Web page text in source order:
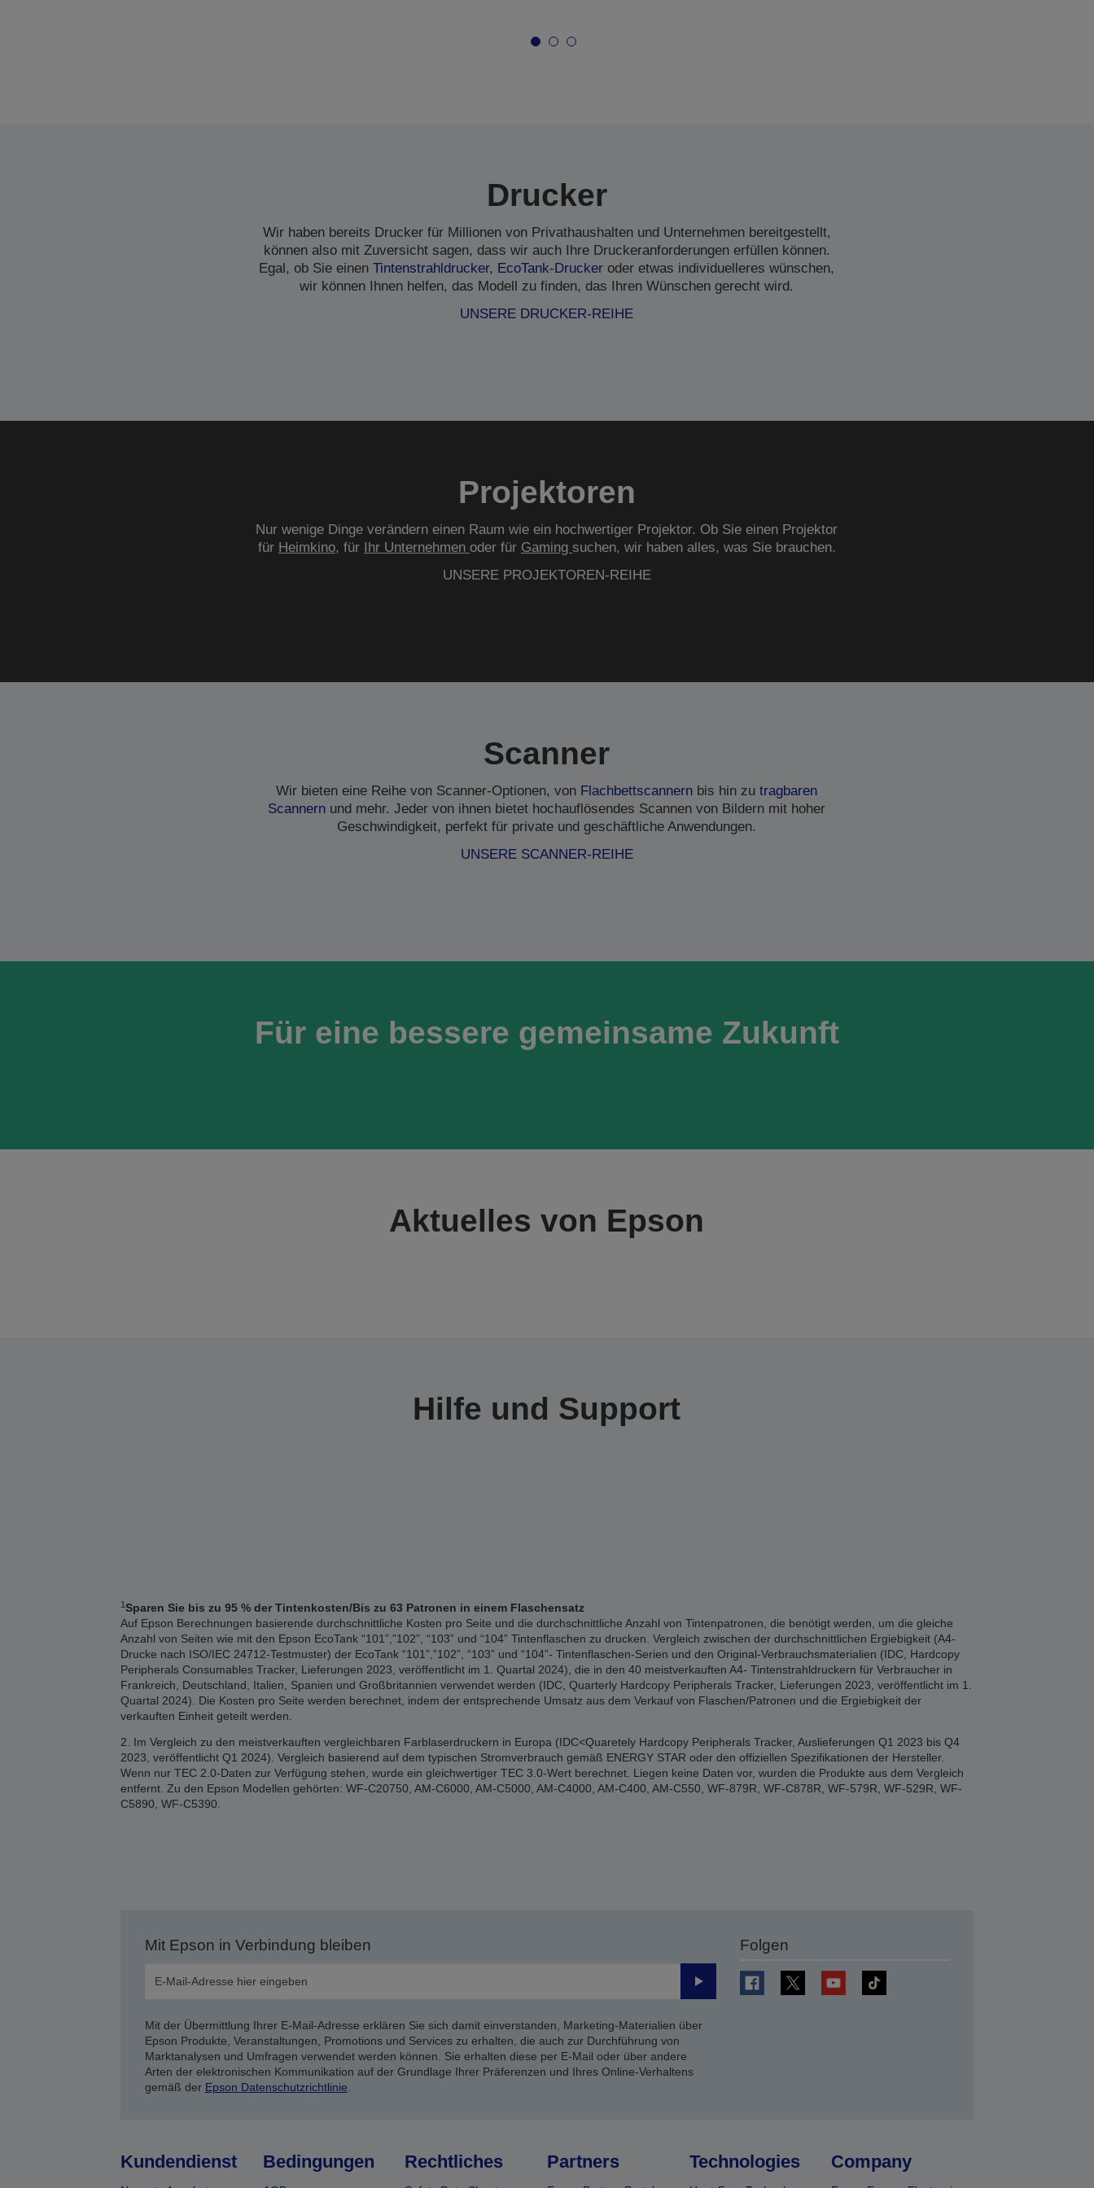
Drucker
Wir haben bereits Drucker für Millionen von Privathaushalten und Unternehmen bereitgestellt,
können also mit Zuversicht sagen, dass wir auch Ihre Druckeranforderungen erfüllen können.
Egal, ob Sie einenTintenstrahldrucker, EcoTank-Drucker oder etwas individuelleres wünschen,
wir können Ihnen helfen, das Modell zu finden, das Ihren Wünschen gerecht wird.
UNSERE DRUCKER-REIHE
Projektoren
Nur wenige Dinge verändern einen Raum wie ein hochwertiger Projektor. Ob Sie einen Projektor
für Heimkino, für Ihr Unternehmen oder für Gaming suchen, wir haben alles, was Sie brauchen.
UNSERE PROJEKTOREN-REIHE
Scanner
Wir bieten eine Reihe von Scanner-Optionen, von Flachbettscannern bis hin zutragbaren
Scannern und mehr. Jeder von ihnen bietet hochauflösendes Scannen von Bildern mit hoher
Geschwindigkeit, perfekt für private und geschäftliche Anwendungen.
UNSERE SCANNER-REIHE
Für eine bessere gemeinsame Zukunft
Aktuelles von Epson
Hilfe und Support
1Sparen Sie bis zu 95 % der Tintenkosten/Bis zu 63 Patronen in einem Flaschensatz
Auf Epson Berechnungen basierende durchschnittliche Kosten pro Seite und die durchschnittliche Anzahl von Tintenpatronen, die benötigt werden, um die gleiche
Anzahl von Seiten wie mit den Epson EcoTank “101”,”102”, “103” und “104” Tintenflaschen zu drucken. Vergleich zwischen der durchschnittlichen Ergiebigkeit (A4-
Drucke nach ISO/IEC 24712-Testmuster) der EcoTank “101”,”102”, “103” und “104”- Tintenflaschen-Serien und den Original-Verbrauchsmaterialien (IDC, Hardcopy
Peripherals Consumables Tracker, Lieferungen 2023, veröffentlicht im 1. Quartal 2024), die in den 40 meistverkauften A4- Tintenstrahldruckern für Verbraucher in
Frankreich, Deutschland, Italien, Spanien und Großbritannien verwendet werden (IDC, Quarterly Hardcopy Peripherals Tracker, Lieferungen 2023, veröffentlicht im 1.
Quartal 2024). Die Kosten pro Seite werden berechnet, indem der entsprechende Umsatz aus dem Verkauf von Flaschen/Patronen und die Ergiebigkeit der
verkauften Einheit geteilt werden.
2. Im Vergleich zu den meistverkauften vergleichbaren Farblaserdruckern in Europa (IDC<Quaretely Hardcopy Peripherals Tracker, Auslieferungen Q1 2023 bis Q4
2023, veröffentlicht Q1 2024). Vergleich basierend auf dem typischen Stromverbrauch gemäß ENERGY STAR oder den offiziellen Spezifikationen der Hersteller.
Wenn nur TEC 2.0-Daten zur Verfügung stehen, wurde ein gleichwertiger TEC 3.0-Wert berechnet. Liegen keine Daten vor, wurden die Produkte aus dem Vergleich
entfernt. Zu den Epson Modellen gehörten: WF-C20750, AM-C6000, AM-C5000, AM-C4000, AM-C400, AM-C550, WF-879R, WF-C878R, WF-579R, WF-529R, WF-
C5890, WF-C5390.
Mit Epson in Verbindung bleiben
Senden
Mit der Übermittlung Ihrer E-Mail-Adresse erklären Sie sich damit einverstanden, Marketing-Materialien über
Epson Produkte, Veranstaltungen, Promotions und Services zu erhalten, die auch zur Durchführung von
Marktanalysen und Umfragen verwendet werden können. Sie erhalten diese per E-Mail oder über andere
Arten der elektronischen Kommunikation auf der Grundlage Ihrer Präferenzen und Ihres Online-Verhaltens
gemäß der Epson Datenschutzrichtlinie
Folgen
Kundendienst Bedingungen Rechtliches Partners Technologies Company